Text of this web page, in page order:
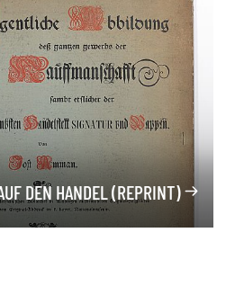
DEN HANDEL (REPRINT)